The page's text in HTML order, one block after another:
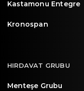
Kastamonu Entegre
Kronospan
HIRDAVAT GRUBU
Menteşe Grubu